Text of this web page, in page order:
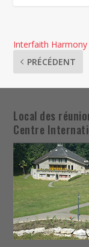
Interfaith Harmony
PRÉCÉDENT
Local des
Centre